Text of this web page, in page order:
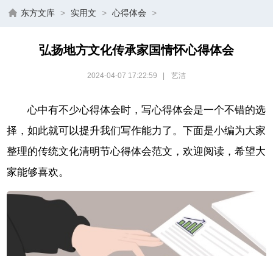
东方文库 > 实用文 > 心得体会 >
弘扬地方文化传承家国情怀心得体会
2024-04-07 17:22:59 艺洁
心中有不少心得体会时，写心得体会是一个不错的选
择，如此就可以提升我们写作能力了。下面是小编为大家
整理的传统文化清明节心得体会范文，欢迎阅读，希望大
家能够喜欢。